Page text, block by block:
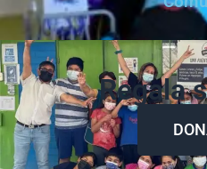
Regala